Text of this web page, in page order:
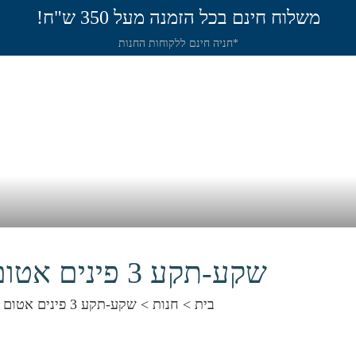
משלוח חינם בכל הזמנה מעל 350 ש"ח!
*חניה חינם ללקוחות החנות
שקע-תקע 3 פינים אטום למים
בית> חנות> שקע-תקע 3 פינים אטום למים